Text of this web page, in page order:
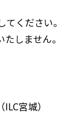
ください。
しません。
宮城）